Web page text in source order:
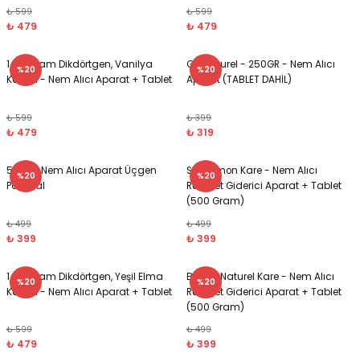
₺ 599
₺ 479
₺ 599
₺ 479
%20
1 Kilogram Dikdörtgen, Vanilya
Kokulu - Nem Alıcı Aparat + Tablet
₺ 599
₺ 479
%20
Gri, Naturel - 250GR - Nem Alıcı
Aparat (TABLET DAHİL)
₺ 399
₺ 319
%20
500 Gr Nem Alıcı Aparat Üçgen
Portakal
₺ 499
₺ 399
%20
Sarı, Limon Kare - Nem Alıcı
Rutubet Giderici Aparat + Tablet
(500 Gram)
₺ 499
₺ 399
%20
1 Kilogram Dikdörtgen, Yeşil Elma
Kokulu - Nem Alıcı Aparat + Tablet
₺ 599
₺ 479
%20
Beyaz, Naturel Kare - Nem Alıcı
Rutubet Giderici Aparat + Tablet
(500 Gram)
₺ 499
₺ 399